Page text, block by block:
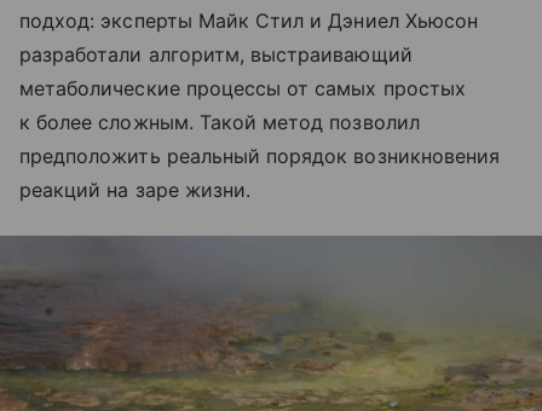
подход: эксперты Майк Стил и Дэниел Хьюсон
разработали алгоритм, выстраивающий
метаболические процессы от самых простых
к более сложным. Такой метод позволил
предположить реальный порядок возникновения
реакций на заре жизни.